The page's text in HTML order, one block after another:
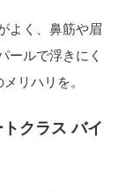
よく、鼻筋や眉
ールで浮きにく
リハリを。
クラス バイ